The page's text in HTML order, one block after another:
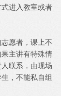
进入教室或者
愿者，课上不
主讲有特殊情
联系，由现场
，不能私自组